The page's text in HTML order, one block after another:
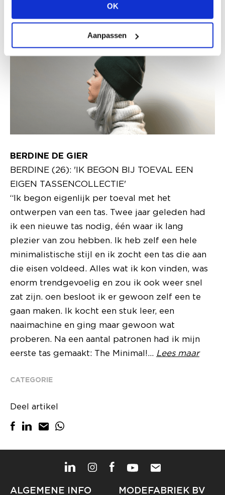
OK
Aanpassen
hair- wellness en beauty. Misschien ook leuk
voor jouw salon of studio?...Lees meer
BERDINE DE GIER
BERDINE (26): 'IK BEGON BIJ TOEVAL EEN
EIGEN TASSENCOLLECTIE'
“Ik begon eigenlijk per toeval met het
ontwerpen van een tas. Twee jaar geleden had
ik een nieuwe tas nodig, één waar ik lang
plezier van zou hebben. Ik heb zelf een hele
minimalistische stijl en ik zocht een tas die aan
die eisen voldeed. Alles wat ik kon vinden, was
enorm trendgevoelig en zou ik ook weer snel
zat zijn. oen besloot ik er gewoon zelf een te
gaan maken. Ik kocht een stuk leer, een
naaimachine en ging maar gewoon wat
proberen. Na een aantal patronen had ik mijn
eerste tas gemaakt: The Minimal!... Lees maar
CATEGORIE
Deel artikel
ALGEMENE INFO MODEFABRIEK BV